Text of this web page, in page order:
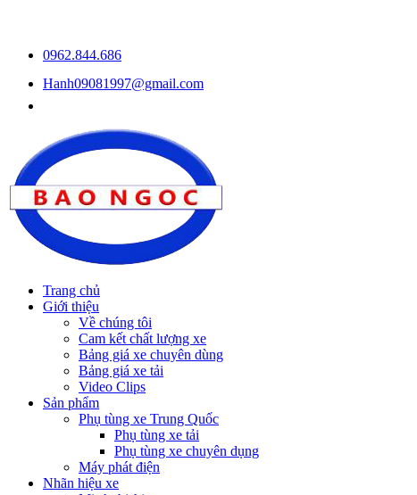
0962.844.686
Hanh09081997@gmail.com
Trang chủ
Giới thiệu
Về chúng tôi
Cam kết chất lượng xe
Bảng giá xe chuyên dùng
Bảng giá xe tải
Video Clips
Sản phẩm
Phụ tùng xe Trung Quốc
Phụ tùng xe tải
Phụ tùng xe chuyên dụng
Máy phát điện
Nhãn hiệu xe